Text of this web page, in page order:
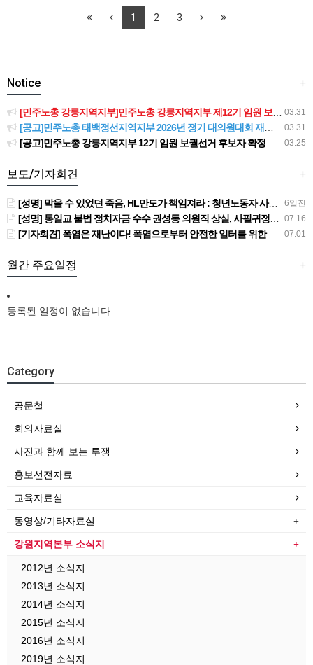
1 2 3
+
Notice
03.31
[민주노총 강릉지역지부]민주노총 강릉지역지부 제12기 임원 보궐선거결과 공고
03.31
[공고]민주노총 태백정선지역지부 2026년 정기 대의원대회 재소집 건
03.25
[공고]민주노총 강릉지역지부 12기 임원 보궐선거 후보자 확정 공고
+
보도/기자회견
6일전
[성명] 막을 수 있었던 죽음, HL만도가 책임져라 : 청년노동자 사망사고의 철저한 진상규명과 재발방지 대책 마련하라
07.16
[성명] 통일교 불법 정치자금 수수 권성동 의원직 상실, 사필귀정이다
07.01
[기자회견] 폭염은 재난이다! 폭염으로부터 안전한 일터를 위한 민주노총 강원지역본부 폭염감시단 선포 기자회견
+
월간 주요일정
등록된 일정이 없습니다.
Category
공문철
회의자료실
사진과 함께 보는 투쟁
홍보선전자료
교육자료실
동영상/기타자료실
강원지역본부 소식지
2012년 소식지
2013년 소식지
2014년 소식지
2015년 소식지
2016년 소식지
2019년 소식지